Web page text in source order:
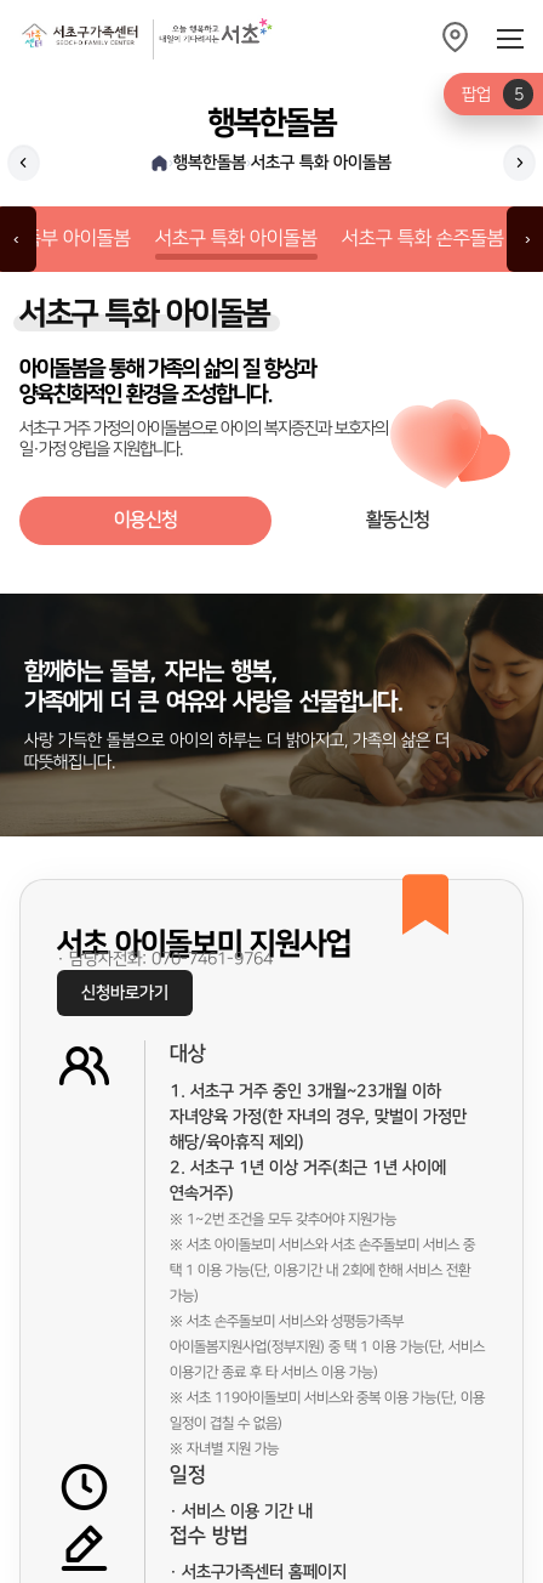
행복한돌봄
성평등가족부 아이돌봄›행복한돌봄›서초구 특화 아이돌봄 서
‹
가족부 아이돌봄 서초구 특화 아이돌봄 서초구 특화 손주돌봄 ›
서초구 특화 아이돌봄
아이돌봄을 통해 가족의 삶의 질 향상과
양육친화적인 환경을 조성합니다.
서초구 거주 가정의 아이돌봄으로 아이의 복지증진과 보호자의
일·가정 양립을 지원합니다.
이용신청 활동신청
함께하는 돌봄, 자라는 행복,
가족에게
더 큰 여유와 사랑을 선물합니다.
사랑 가득한 돌봄으로 아이의 하루는 더 밝아지고, 가족의 삶은 더
따뜻해집니다.
서초 아이돌보미 지원사업
· 담당자전화: 070-7461-9764
신청바로가기
대상
1. 서초구 거주 중인 3개월~23개월 이하
자녀양육 가정(한 자녀의 경우, 맞벌이 가정만
해당/육아휴직 제외)
2. 서초구 1년 이상 거주(최근 1년 사이에
연속거주)
※ 1~2번 조건을 모두 갖추어야 지원가능
※ 서초 아이돌보미 서비스와 서초 손주돌보미 서비스 중
택 1 이용 가능(단, 이용기간 내 2회에 한해 서비스 전환
가능)
※ 서초 손주돌보미 서비스와 성평등가족부
아이돌봄지원사업(정부지원) 중 택 1 이용 가능(단, 서비스
이용기간 종료 후 타 서비스 이용 가능)
※ 서초 119아이돌보미 서비스와 중복 이용 가능(단, 이용
일정이 겹칠 수 없음)
※ 자녀별 지원 가능
일정
서비스 이용 기간 내
접수 방법
서초구가족센터 홈페이지
팝업 5